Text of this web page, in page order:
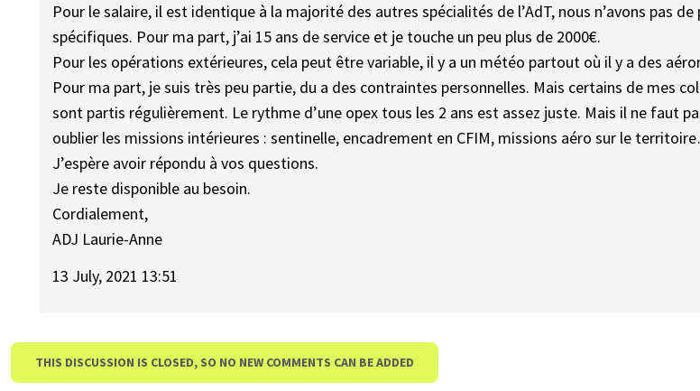
Pour le salaire, il est identique à la majorité des autres spécialités de l’AdT, nous n’avons pas de
spécifiques. Pour ma part, j’ai 15 ans de service et je touche un peu plus de 2000€.
Pour les opérations extérieures, cela peut être variable, il y a un météo partout où il y a des
Pour ma part, je suis très peu partie, du a des contraintes personnelles. Mais certains de mes
sont partis régulièrement. Le rythme d’une opex tous les 2 ans est assez juste. Mais il ne faut
oublier les missions intérieures : sentinelle, encadrement en CFIM, missions aéro sur le
J’espère avoir répondu à vos questions.
Je reste disponible au besoin.
Cordialement,
ADJ Laurie-Anne
13 July, 2021 13:51
THIS DISCUSSION IS CLOSED, SO NO NEW COMMENTS CAN BE ADDED